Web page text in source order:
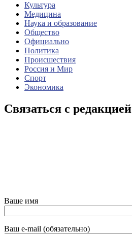
Культура
Медицина
Наука и образование
Общество
Официально
Политика
Происшествия
Россия и Мир
Спорт
Экономика
Связаться с редакцией
Ваше имя
Ваш e-mail (обязательно)